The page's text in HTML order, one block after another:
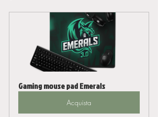
Gaming mouse pad Emerals
Acquista